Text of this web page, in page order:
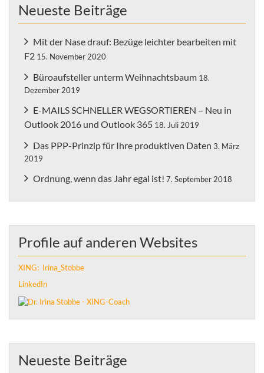
Neueste Beiträge
Mit der Nase drauf: Bezüge leichter bearbeiten mit
F2 15. November 2020
Büroaufsteller unterm Weihnachtsbaum 18.
Dezember 2019
E-MAILS SCHNELLER WEGSORTIEREN – Neu in
Outlook 2016 und Outlook 365 18. Juli 2019
Das PPP-Prinzip für Ihre produktiven Daten 3. März
2019
Ordnung, wenn das Jahr egal ist! 7. September 2018
Profile auf anderen Websites
XING: Irina_Stobbe
LinkedIn
Neueste Beiträge